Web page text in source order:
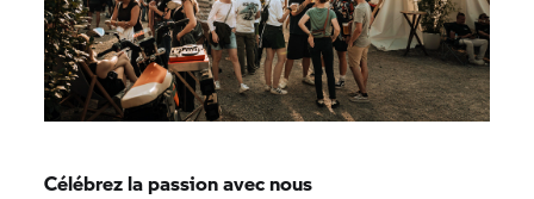
Célébrez la passion avec nous